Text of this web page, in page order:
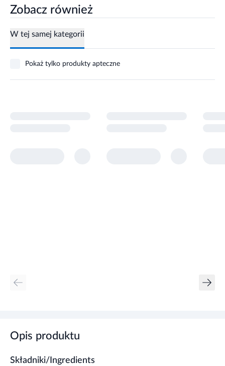
Zobacz również
W tej samej kategorii
Pokaż tylko produkty apteczne
Opis produktu
Składniki/Ingredients